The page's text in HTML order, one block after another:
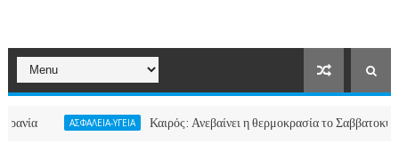
ΑΣΦΑΛΕΙΑ-ΥΓΕΙΑ Καιρός: Ανεβαίνει η θερμοκρασία το Σαββατοκύριακο